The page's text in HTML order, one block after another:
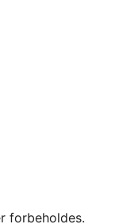
forbeholdes.